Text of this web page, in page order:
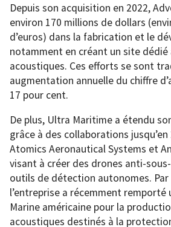
Depuis son acquisition en 2022,
environ 170 millions de dollars
d’euros) dans la fabrication et le
notamment en créant un site dédié
acoustiques. Ces efforts se sont
augmentation annuelle du chiffre
17 pour cent.
De plus, Ultra Maritime a étendu
grâce à des collaborations jusqu’en
Atomics Aeronautical Systems et
visant à créer des drones anti-
outils de détection autonomes. Par
l’entreprise a récemment remporté
Marine américaine pour la
acoustiques destinés à la